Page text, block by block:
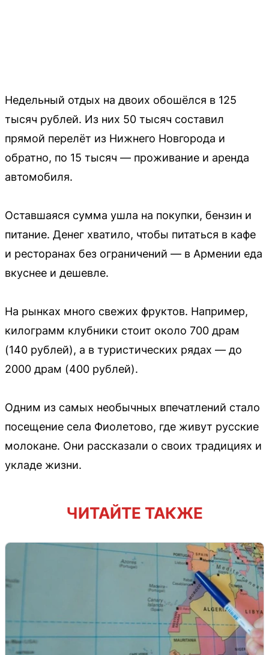
Недельный отдых на двоих обошёлся в 125
тысяч рублей. Из них 50 тысяч составил
прямой перелёт из Нижнего Новгорода и
обратно, по 15 тысяч — проживание и аренда
автомобиля.
Оставшаяся сумма ушла на покупки, бензин и
питание. Денег хватило, чтобы питаться в кафе
и ресторанах без ограничений — в Армении еда
вкуснее и дешевле.
На рынках много свежих фруктов. Например,
килограмм клубники стоит около 700 драм
(140 рублей), а в туристических рядах — до
2000 драм (400 рублей).
Одним из самых необычных впечатлений стало
посещение села Фиолетово, где живут русские
молокане. Они рассказали о своих традициях и
укладе жизни.
ЧИТАЙТЕ ТАКЖЕ